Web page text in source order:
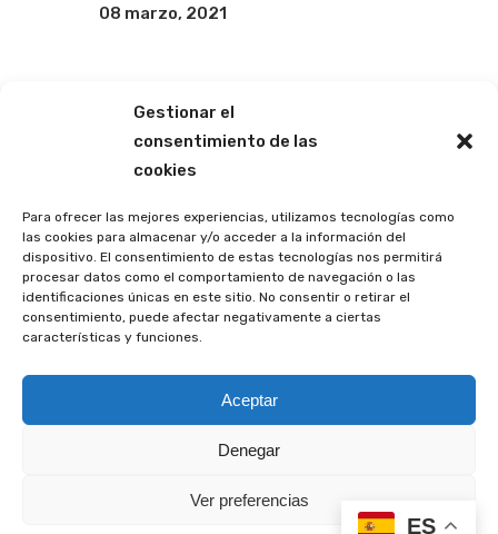
Gestionar el
consentimiento de las
cookies
Para ofrecer las mejores experiencias, utilizamos tecnologías como
las cookies para almacenar y/o acceder a la información del
dispositivo. El consentimiento de estas tecnologías nos permitirá
procesar datos como el comportamiento de navegación o las
identificaciones únicas en este sitio. No consentir o retirar el
consentimiento, puede afectar negativamente a ciertas
características y funciones.
Aceptar
Denegar
Ver preferencias
08 marzo, 2021
ES